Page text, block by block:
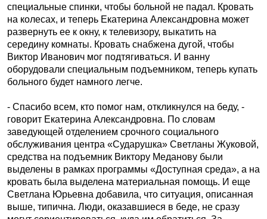
специальные спинки, чтобы больной не падал. Кровать
на колесах, и теперь Екатерина Александровна может
развернуть ее к окну, к телевизору, выкатить на
середину комнаты. Кровать снабжена дугой, чтобы
Виктор Иванович мог подтягиваться. И ванну
оборудовали специальным подъемником, теперь купать
больного будет намного легче.
- Спасибо всем, кто помог нам, откликнулся на беду, -
говорит Екатерина Александровна. По словам
заведующей отделением срочного социального
обслуживания центра «Сударушка» Светланы Жуковой,
средства на подъемник Виктору Меданову были
выделены в рамках программы «Доступная среда», а на
кровать была выделена материальная помощь. И еще
Светлана Юрьевна добавила, что ситуация, описанная
выше, типична. Люди, оказавшиеся в беде, не сразу